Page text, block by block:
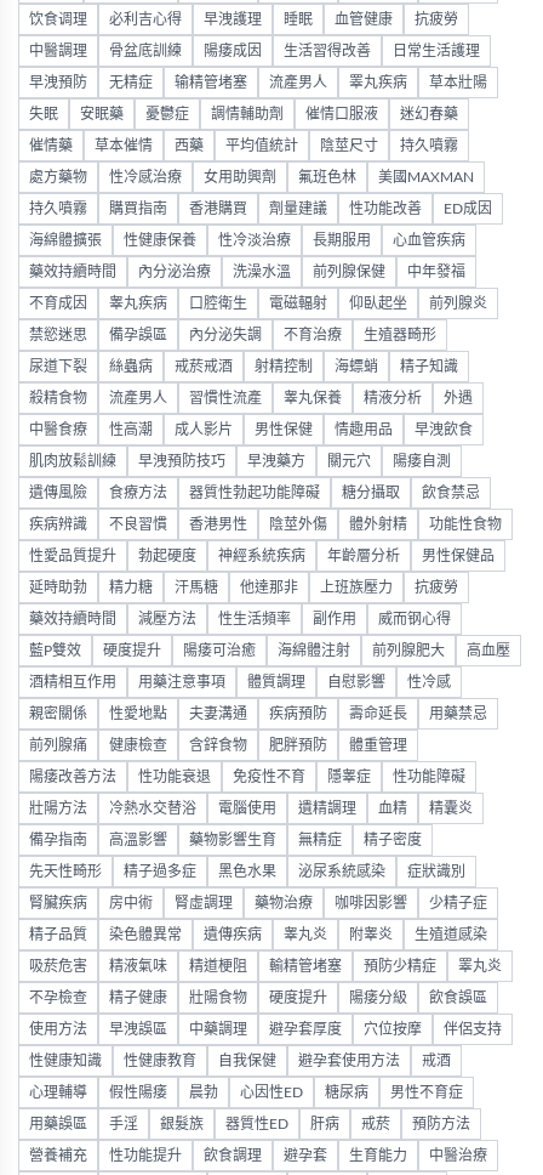
饮食调理 必利吉心得 早洩護理 睡眠 血管健康 抗疲勞
中醫調理 骨盆底訓練 陽痿成因 生活習得改善 日常生活護理
早洩預防 无精症 输精管堵塞 流產男人 睪丸疾病 草本壯陽
失眠 安眠藥 憂鬱症 調情輔助劑 催情口服液 迷幻春藥
催情藥 草本催情 西藥 平均值統計 陰莖尺寸 持久噴霧
處方藥物 性冷感治療 女用助興劑 氟班色林 美國MAXMAN
持久噴霧 購買指南 香港購買 劑量建議 性功能改善 ED成因
海綿體擴張 性健康保養 性冷淡治療 長期服用 心血管疾病
藥效持續時間 內分泌治療 洗澡水溫 前列腺保健 中年發福
不育成因 睾丸疾病 口腔衛生 電磁輻射 仰臥起坐 前列腺炎
禁慾迷思 備孕誤區 內分泌失調 不育治療 生殖器畸形
尿道下裂 絲蟲病 戒菸戒酒 射精控制 海螵蛸 精子知識
殺精食物 流產男人 習慣性流產 睾丸保養 精液分析 外遇
中醫食療 性高潮 成人影片 男性保健 情趣用品 早洩飲食
肌肉放鬆訓練 早洩預防技巧 早洩藥方 關元穴 陽痿自測
遺傳風險 食療方法 器質性勃起功能障礙 糖分攝取 飲食禁忌
疾病辨識 不良習慣 香港男性 陰莖外傷 體外射精 功能性食物
性愛品質提升 勃起硬度 神經系統疾病 年齡層分析 男性保健品
延時助勃 精力糖 汗馬糖 他達那非 上班族壓力 抗疲勞
藥效持續時間 減壓方法 性生活頻率 副作用 威而钢心得
藍P雙效 硬度提升 陽痿可治癒 海綿體注射 前列腺肥大 高血壓
酒精相互作用 用藥注意事項 體質調理 自慰影響 性冷感
親密關係 性愛地點 夫妻溝通 疾病預防 壽命延長 用藥禁忌
前列腺痛 健康檢查 含鋅食物 肥胖預防 體重管理
陽痿改善方法 性功能衰退 免疫性不育 隱睾症 性功能障礙
壯陽方法 冷熱水交替浴 電腦使用 遺精調理 血精 精囊炎
備孕指南 高溫影響 藥物影響生育 無精症 精子密度
先天性畸形 精子過多症 黑色水果 泌尿系統感染 症狀識別
腎臟疾病 房中術 腎虛調理 藥物治療 咖啡因影響 少精子症
精子品質 染色體異常 遺傳疾病 睾丸炎 附睾炎 生殖道感染
吸菸危害 精液氣味 精道梗阻 輸精管堵塞 預防少精症 睪丸炎
不孕檢查 精子健康 壯陽食物 硬度提升 陽痿分級 飲食誤區
使用方法 早洩誤區 中藥調理 避孕套厚度 穴位按摩 伴侶支持
性健康知識 性健康教育 自我保健 避孕套使用方法 戒酒
心理輔導 假性陽痿 晨勃 心因性ED 糖尿病 男性不育症
用藥誤區 手淫 銀髮族 器質性ED 肝病 戒菸 預防方法
營養補充 性功能提升 飲食調理 避孕套 生育能力 中醫治療